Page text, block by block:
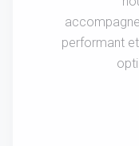
performant